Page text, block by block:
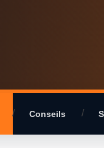
Conseils